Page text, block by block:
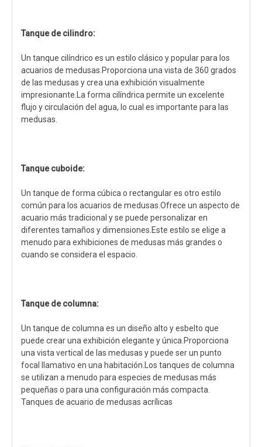
Tanque de cilindro:
Un tanque cilíndrico es un estilo clásico y popular para los
acuarios de medusas.Proporciona una vista de 360 ​​grados
de las medusas y crea una exhibición visualmente
impresionante.La forma cilíndrica permite un excelente
flujo y circulación del agua, lo cual es importante para las
medusas.
Tanque cuboide:
Un tanque de forma cúbica o rectangular es otro estilo
común para los acuarios de medusas.Ofrece un aspecto de
acuario más tradicional y se puede personalizar en
diferentes tamaños y dimensiones.Este estilo se elige a
menudo para exhibiciones de medusas más grandes o
cuando se considera el espacio.
Tanque de columna:
Un tanque de columna es un diseño alto y esbelto que
puede crear una exhibición elegante y única.Proporciona
una vista vertical de las medusas y puede ser un punto
focal llamativo en una habitación.Los tanques de columna
se utilizan a menudo para especies de medusas más
pequeñas o para una configuración más compacta.
Tanques de acuario de medusas acrílicas